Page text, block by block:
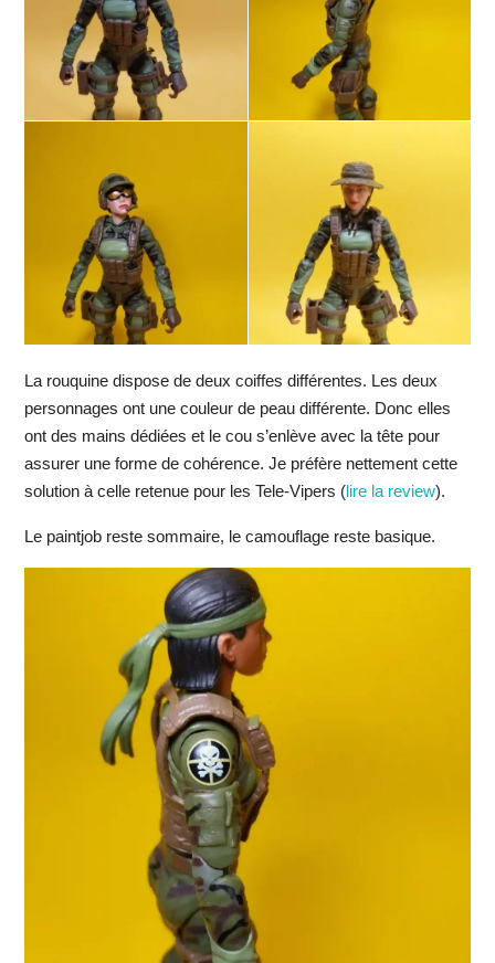
La rouquine dispose de deux coiffes différentes. Les deux
personnages ont une couleur de peau différente. Donc elles
ont des mains dédiées et le cou s’enlève avec la tête pour
assurer une forme de cohérence. Je préfère nettement cette
solution à celle retenue pour les Tele-Vipers (lire la review).
Le paintjob reste sommaire, le camouflage reste basique.